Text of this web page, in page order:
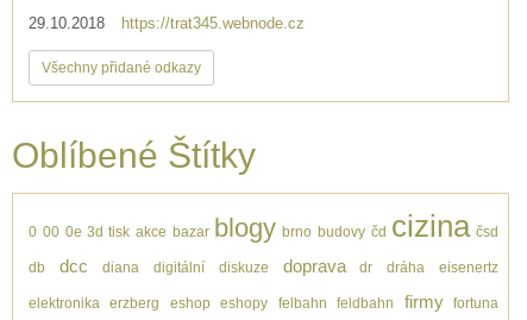
29.10.2018 https://trat345.webnode.cz
Všechny přidané odkazy
Oblíbené Štítky
0 00 0e 3d tisk akce bazar blogy brno budovy čd cizina čsd
db dcc diana digitální diskuze doprava dr dráha eisenertz
elektronika erzberg eshop eshopy felbahn feldbahn firmy fortuna